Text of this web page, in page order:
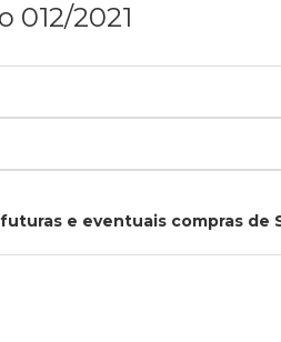
012/2021
e eventuais compras